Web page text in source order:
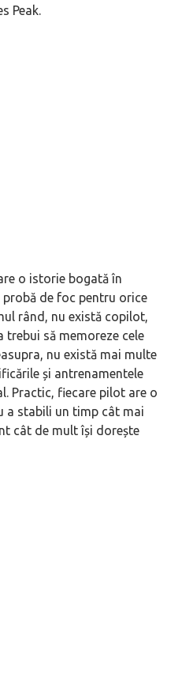
Peak.
o istorie bogată în
de foc pentru orice
rând, nu există copilot,
să memoreze cele
nu există mai multe
și antrenamentele
Practic, fiecare pilot are o
a stabili un timp cât mai
cât de mult își dorește